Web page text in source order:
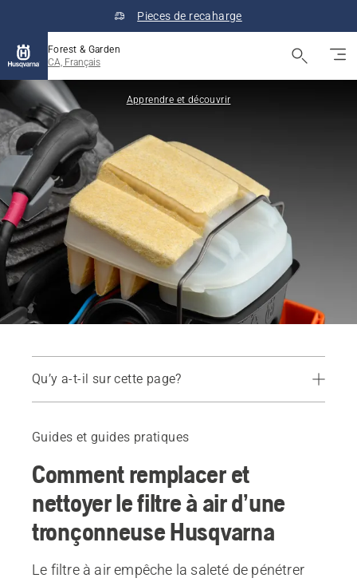
Pieces de recaharge
Forest & Garden
CA, Français
Apprendre et découvrir
Qu’y a-t-il sur cette page?
Guides et guides pratiques
Comment remplacer et
nettoyer le filtre à air d’une
tronçonneuse Husqvarna
Le filtre à air empêche la saleté de pénétrer